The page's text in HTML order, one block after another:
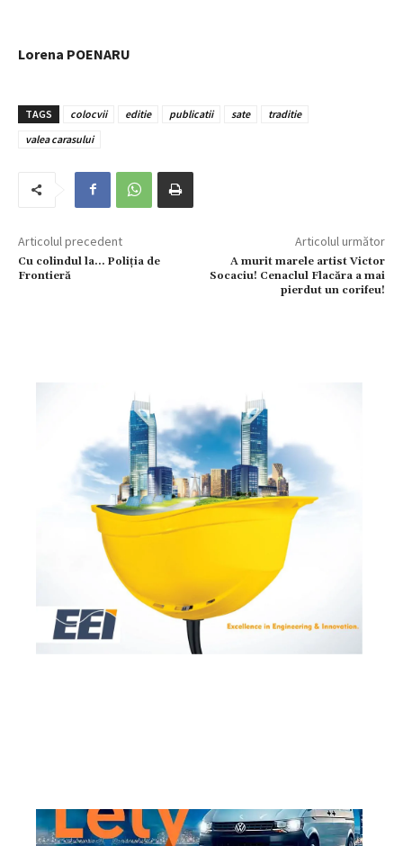
Lorena POENARU
TAGS colocvii editie publicatii sate
traditie
valea carasului
Articolul precedent
Cu colindul la… Poliția de
Frontieră
Articolul următor
A murit marele artist Victor
Socaciu! Cenaclul Flacăra a mai
pierdut un corifeu!